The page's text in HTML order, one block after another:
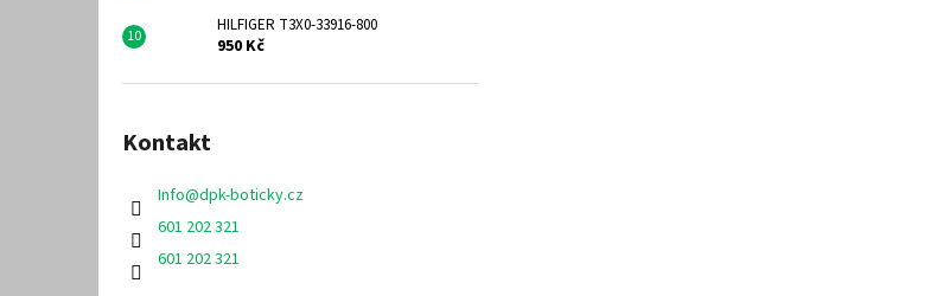
HILFIGER T3X0-33916-800
950 Kč
Kontakt
Info@dpk-boticky.cz
601 202 321
601 202 321